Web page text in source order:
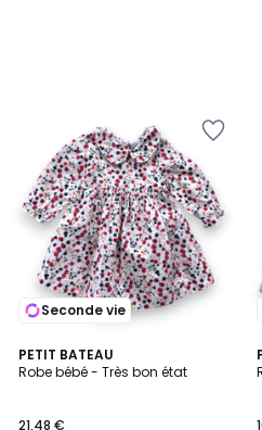
Seconde vie
PETIT BATEAU
Robe bébé - Très bon état
21,48 €